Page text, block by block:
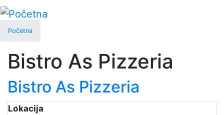
Skip
main
Početna
Bistro As Pizzeria
Bistro As Pizzeria
Lokacija